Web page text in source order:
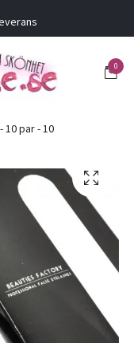
0
10 par - 10